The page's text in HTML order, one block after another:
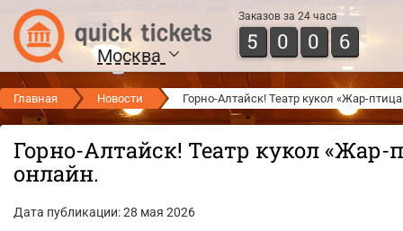
Москва
Заказов за 24 часа
5 0 0 6
Главная Новости Горно-Алтайск! Театр кукол «Жар-
Горно-Алтайск! Театр кукол «Жар-
онлайн.
Дата публикации: 28 мая 2026